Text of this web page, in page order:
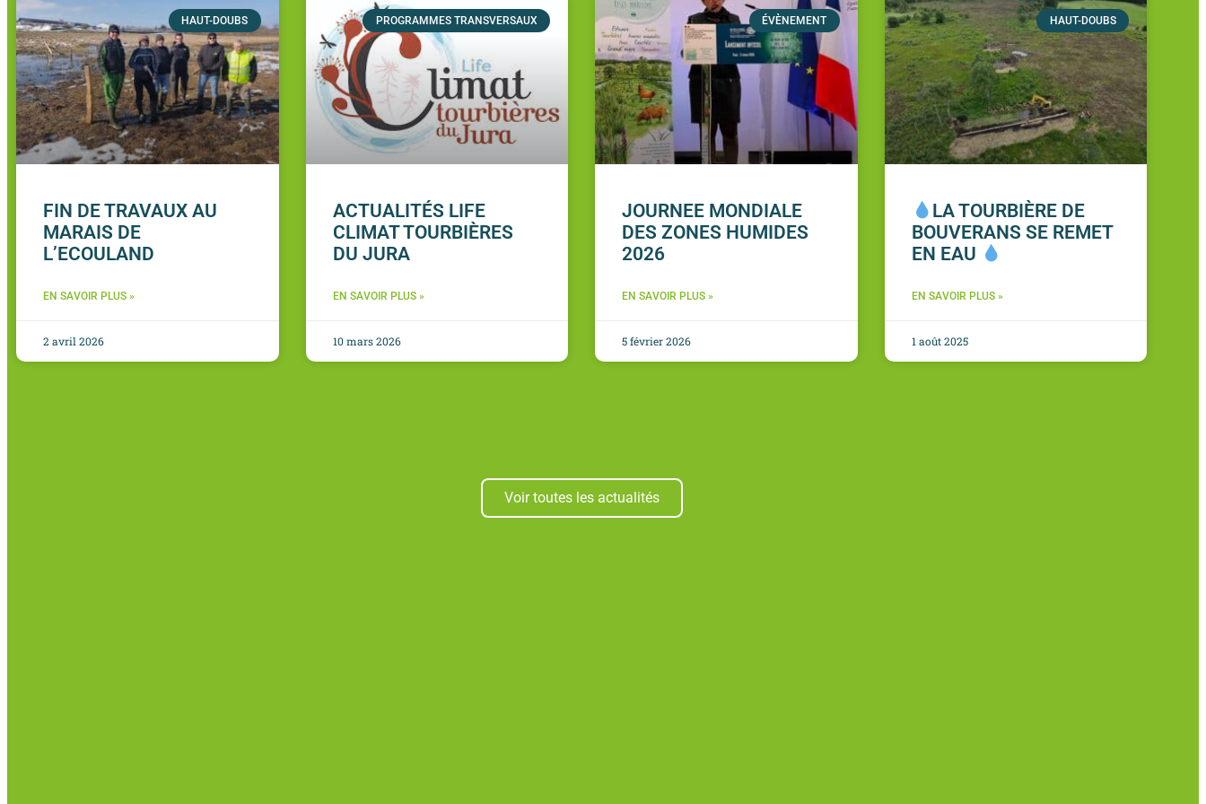
HAUT-DOUBS
FIN DE TRAVAUX AU
MARAIS DE
L’ECOULAND
EN SAVOIR PLUS »
2 avril 2026
PROGRAMMES TRANSVERSAUX
ACTUALITÉS LIFE
CLIMAT TOURBIÈRES
DU JURA
EN SAVOIR PLUS »
10 mars 2026
ÉVÈNEMENT
JOURNEE MONDIALE
DES ZONES HUMIDES
2026
EN SAVOIR PLUS »
5 février 2026
HAUT-DOUBS
LA TOURBIÈRE DE
BOUVERANS SE REMET
EN EAU
EN SAVOIR PLUS »
1 août 2025
Voir toutes les actualités